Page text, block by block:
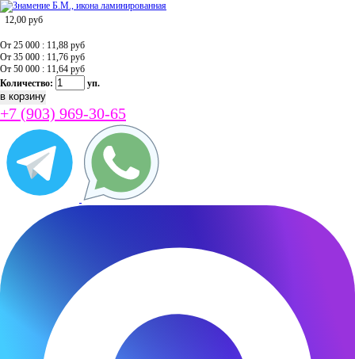
12,00 руб
От 25 000 : 11,88 руб
От 35 000 : 11,76 руб
От 50 000 : 11,64 руб
Количество:
уп.
+7 (903) 969-30-65